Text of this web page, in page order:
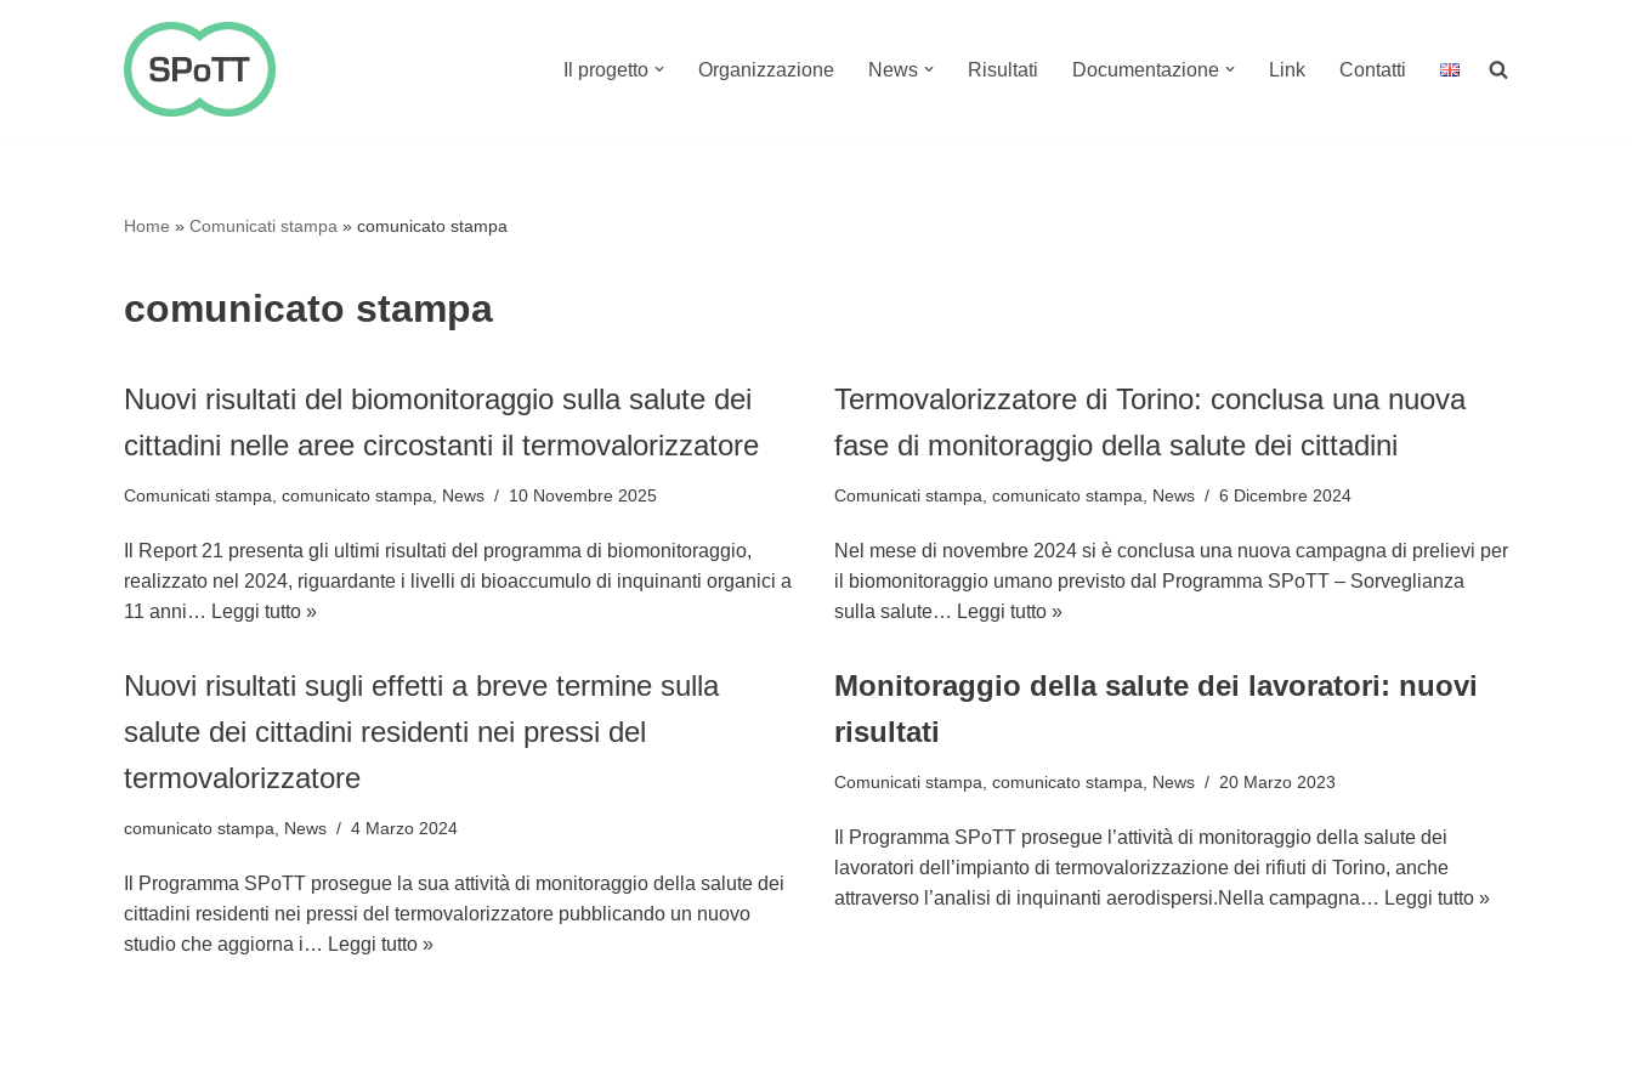
Il progetto Organizzazione News Risultati Documentazione Link Contatti
Home » Comunicati stampa » comunicato stampa
comunicato stampa
Nuovi risultati del biomonitoraggio sulla salute dei
cittadini nelle aree circostanti il termovalorizzatore
Comunicati stampa, comunicato stampa, News 10 Novembre 2025
Il Report 21 presenta gli ultimi risultati del programma di biomonitoraggio,
realizzato nel 2024, riguardante i livelli di bioaccumulo di inquinanti organici a
11 anni… Leggi tutto »
Termovalorizzatore di Torino: conclusa una nuova
fase di monitoraggio della salute dei cittadini
Comunicati stampa, comunicato stampa, News 6 Dicembre 2024
Nel mese di novembre 2024 si è conclusa una nuova campagna di prelievi per
il biomonitoraggio umano previsto dal Programma SPoTT – Sorveglianza
sulla salute… Leggi tutto »
Nuovi risultati sugli effetti a breve termine sulla
salute dei cittadini residenti nei pressi del
termovalorizzatore
comunicato stampa, News 4 Marzo 2024
Il Programma SPoTT prosegue la sua attività di monitoraggio della salute dei
cittadini residenti nei pressi del termovalorizzatore pubblicando un nuovo
studio che aggiorna i… Leggi tutto »
Monitoraggio della salute dei lavoratori: nuovi
risultati
Comunicati stampa, comunicato stampa, News 20 Marzo 2023
Il Programma SPoTT prosegue l’attività di monitoraggio della salute dei
lavoratori dell’impianto di termovalorizzazione dei rifiuti di Torino, anche
attraverso l’analisi di inquinanti aerodispersi.Nella campagna… Leggi tutto »